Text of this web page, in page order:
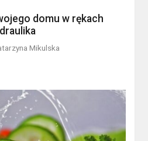
domu w rękach
Mikulska